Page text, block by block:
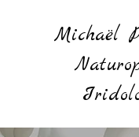
Michaël